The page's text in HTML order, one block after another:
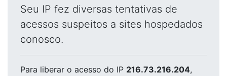
Seu IP fez diversas tentativas de
acessos suspeitos a sites hospedados
conosco.
Para liberar o acesso do IP 216.73.216.204,